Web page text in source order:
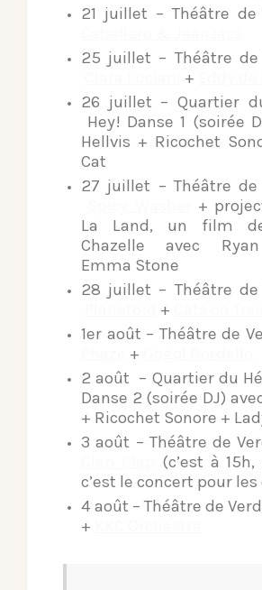
21 juillet – Théâtre de
25 juillet – Théâtre de
+
26 juillet – Quartier
Hey! Danse 1 (soirée
Hellvis + Ricochet
Cat
27 juillet – Théâtre de
+
La Land, un film
Chazelle avec
Emma Stone
28 juillet – Théâtre de
+
1er août – Théâtre de
+
2 août – Quartier du
Danse 2 (soirée DJ)
+ Ricochet Sonore +
3 août – Théâtre de
(c’est à
c’est le concert pour
4 août – Théâtre de
+